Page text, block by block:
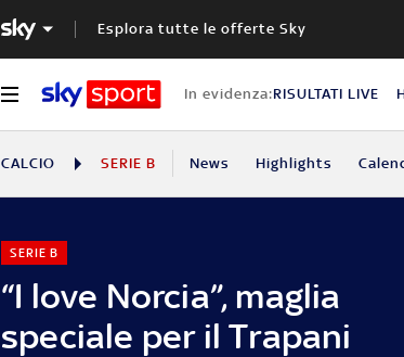
Esplora tutte le offerte Sky
In evidenza:RISULTATI LIVE
CALCIO SERIE B News Highlights
“I love Norcia”, maglia
speciale per il Trapani
SERIE B